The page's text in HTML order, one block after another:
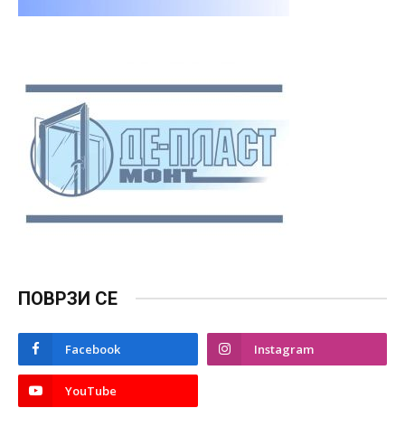
ПОВРЗИ СЕ
Facebook Instagram
YouTube